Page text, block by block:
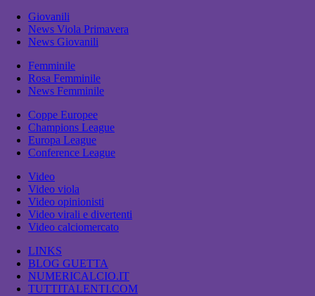
Giovanili
News Viola Primavera
News Giovanili
Femminile
Rosa Femminile
News Femminile
Coppe Europee
Champions League
Europa League
Conference League
Video
Video viola
Video opinionisti
Video virali e divertenti
Video calciomercato
LINKS
BLOG GUETTA
NUMERICALCIO.IT
TUTTITALENTI.COM